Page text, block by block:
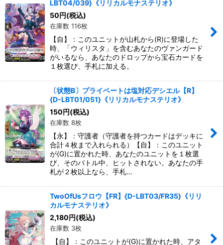
LBT04/039}《リリカルモナステリオ》
50円(税込)
在庫数 116枚
【自】：このユニットが山札から(R)に登場した
時、「ウィリスタ」を含むあなたのヴァンガード
がいるなら、あなたのドロップから宝石カードを
１枚選び、手札に加える。
〔状態B〕プライベートは塩対応デシエル【R】
{D-LBT01/051}《リリカルモナステリオ》
150円(税込)
在庫数 8枚
【永】：守護者（守護者を持つカードはデッキに
合計４枚まで入れられる）【自】：このユニット
が(G)に置かれた時、あなたのユニットを１枚選
び、そのバトル中、ヒットされない。あなたの手
札が２枚以上なら、手札…
TwoOfUsフロウ【FR】{D-LBT03/FR35}《リリ
カルモナステリオ》
2,180円(税込)
在庫数 3枚
【自】：このユニットが(G)に置かれた時、アタ